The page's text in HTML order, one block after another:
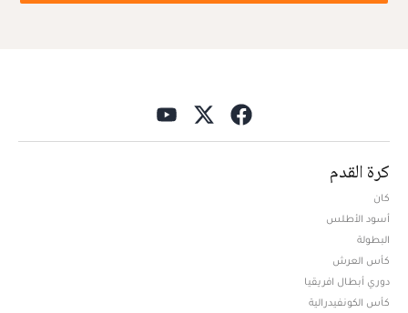
كرة القدم
كان
أسود الأطلس
البطولة
كأس العرش
دوري أبطال افريقيا
كأس الكونفيدرالية